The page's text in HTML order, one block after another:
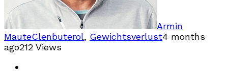
Armin
MauteClenbuterol, Gewichtsverlust4 months
ago212 Views